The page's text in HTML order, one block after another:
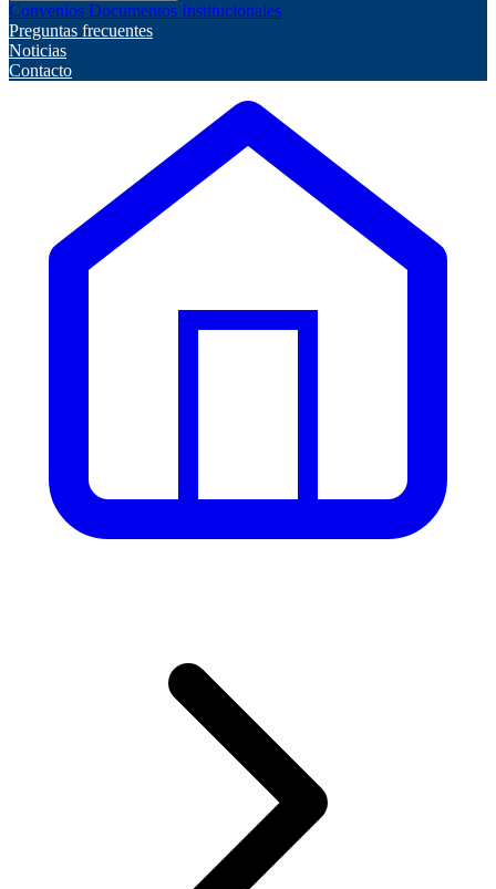
Convenios Documentos Institucionales
Preguntas frecuentes
Noticias
Contacto